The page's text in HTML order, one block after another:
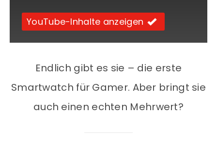
YouTube-Inhalte anzeigen
Endlich gibt es sie – die erste
Smartwatch für Gamer. Aber bringt sie
auch einen echten Mehrwert?